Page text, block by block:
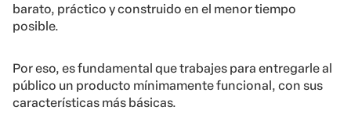
barato, práctico y construido en el menor tiempo
posible.
Por eso, es fundamental que trabajes para entregarle al
público un producto mínimamente funcional, con sus
características más básicas.